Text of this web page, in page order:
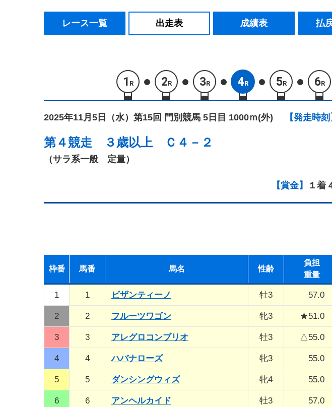
レース一覧 出走表 成績表 払
1 R 2R 3R 4R 5R 6R
2025年11月5日（水） 第15回 門別競馬 5日目 1000ｍ(外) 【発走時刻
第４競走 ３歳以上 Ｃ４－２
（サラ系一般 定量）
【賞金】 １着
枠番 馬番 馬名 性齢
負担
重量
1 1 ビザンティーノ 牡3 57.0
2 2 フルーツワゴン 牝3 ★51.0
3 3 アレグロコンブリオ 牡3 △55.0
4 4 ハバナローズ 牝3 55.0
5 5 ダンシングウィズ 牝4 55.0
6 6 アンヘルカイド 牡3 57.0